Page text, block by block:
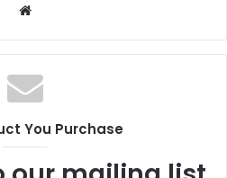
Website
You Purchase